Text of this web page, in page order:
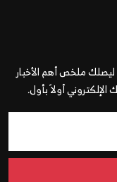
ليصلك ملخص أهم الأخبار
الإلكتروني أولاً بأول.